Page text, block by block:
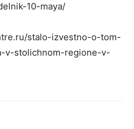
10-maya/
stalo-izvestno-o-tom-
v-stolichnom-regione-v-